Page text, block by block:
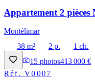
Appartement 2
Montélimar
38 m²
2 p.
1 ch.
15 photos413 000 €
Réf.V0007